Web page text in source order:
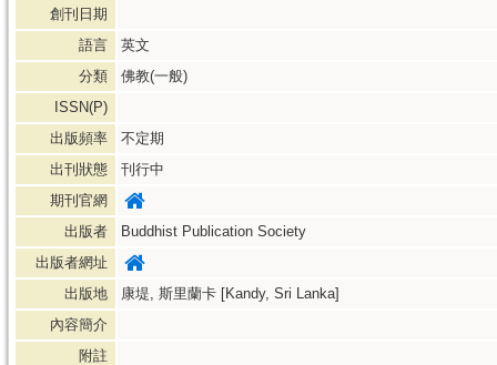
創刊日期
語言
英文
分類
佛教(一般)
ISSN(P)
出版頻率
不定期
出刊狀態
刊行中
期刊官網
出版者
Buddhist Publication Society
出版者網址
出版地
康堤, 斯里蘭卡 [Kandy, Sri Lanka]
內容簡介
附註